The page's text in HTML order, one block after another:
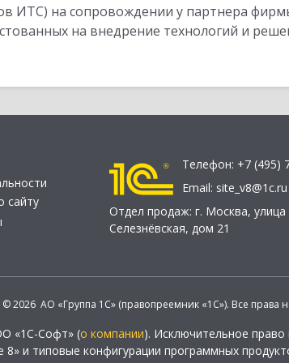
ИТС) на сопровождении у партнера
на внедрение технологий и
сайту
Телефон: +7 (495)
Email: site_v8@1c.ru
Отдел продаж: г. Москва, улица
Селезнёвская, дом 21
© 2026 АО «Группа 1С» (правопреемник «1С»). Все права
«1С-Софт» (о компании). Исключительное
8» и типовые конфигурации программных